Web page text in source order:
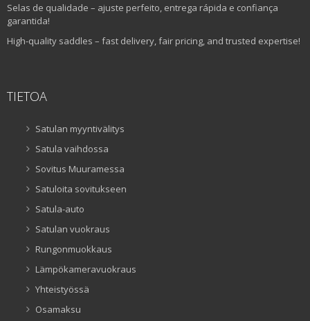
Selas de qualidade – ajuste perfeito, entrega rápida e confiança
garantida!
High-quality saddles – fast delivery, fair pricing, and trusted expertise!
TIETOA
Satulan myyntivälitys
Satula vaihdossa
Sovitus Muuramessa
Satuloita sovitukseen
Satula-auto
Satulan vuokraus
Rungonmuokkaus
Lämpökameravuokraus
Yhteistyössä
Osamaksu